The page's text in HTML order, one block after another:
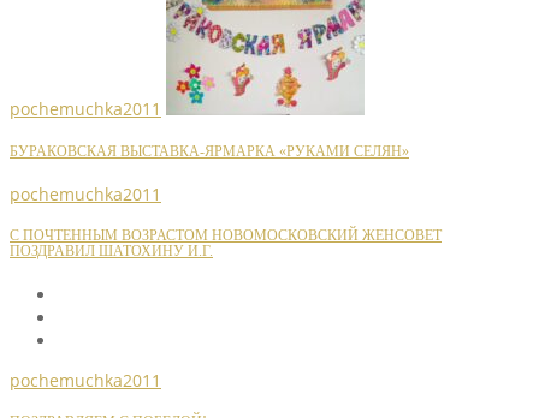
pochemuchka2011
БУРАКОВСКАЯ ВЫСТАВКА-ЯРМАРКА «РУКАМИ СЕЛЯН»
pochemuchka2011
С ПОЧТЕННЫМ ВОЗРАСТОМ НОВОМОСКОВСКИЙ ЖЕНСОВЕТ
ПОЗДРАВИЛ ШАТОХИНУ И.Г.
pochemuchka2011